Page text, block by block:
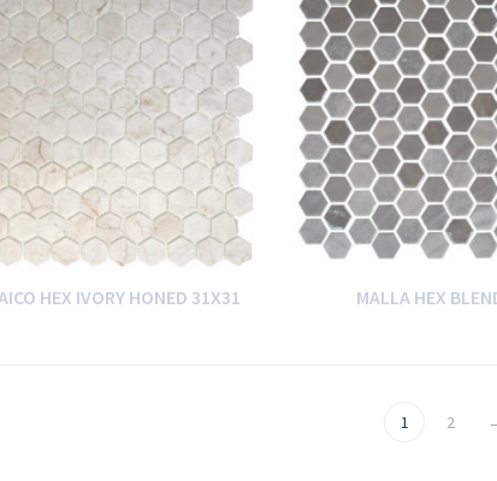
HEX IVORY HONED 31X31 MALLA HEX
1 2